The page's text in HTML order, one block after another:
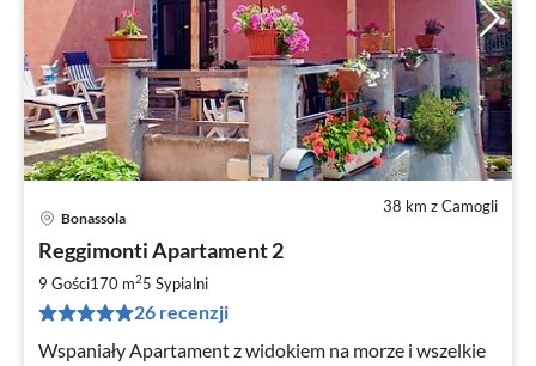
38 km z Camogli
Bonassola
Reggimonti Apartament 2
9 Gości170 m25 Sypialni
26 recenzji
Wspaniały Apartament z widokiem na morze i wszelkie